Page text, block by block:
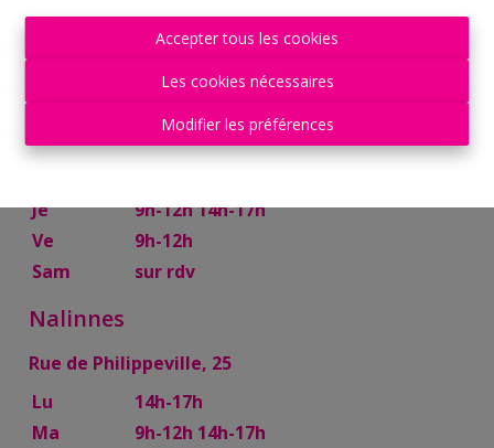
Accepter tous les cookies
Les cookies nécessaires
Modifier les préférences
14h-17h
Ma
9h-12h 14h-17h
Je
9h-12h 14h-17h
Ve
9h-12h
Sam
sur rdv
Nalinnes
Rue de Philippeville, 25
Lu
14h-17h
Ma
9h-12h 14h-17h